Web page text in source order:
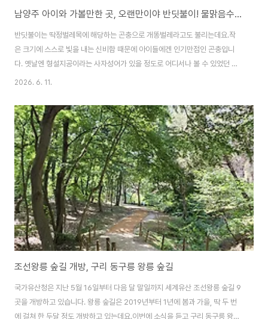
남양주 아이와 가볼만한 곳, 오랜만이야 반딧불이! 물맑음수목원
반딧불이는 딱정벌레목에 해당하는 곤충으로 개똥벌레라고도 불리는데요.작
은 크기에 스스로 빛을 내는 신비함 때문에 아이들에겐 인기만점인 곤충입니
다. 옛날엔 형설지공이라는 사자성어가 있을 정도로 어디서나 볼 수 있었던 흔
한 곤충이었습니다.하지만 농약과 비료살포로 반딧불이의 주요 먹이인 다슬기,
수 없는 곤충이 되고 말았습니다.다행히 최근엔 반딧불이를 복원하려는 노력이
더해지면서 반딧불이를 테마로 하는 관광지도 하나씩 늘어나는 추세입니다. 지
난 주말 남양주에 있는 물맑음수목원에서 실제 반딧불이를 볼 수 있다고 해서
찾았습니다.일주일간 진행된 ' 2026 남양주시 반딧불이 숲산책-물맑음수목
원에서 만난 작은별'이란 행사를 통해 정말 오..
2026. 6. 11.
조선왕릉 숲길 개방, 구리 동구릉 왕릉 숲길
국가유산청은 지난 5월 16일부터 다음 달 말일까지 세계유산 조선왕릉 숲길 9
곳을 개방하고 있습니다. 왕릉 숲길은 2019년부터 1년에 봄과 가을, 딱 두 번
에 걸쳐 한 두달 정도 개방하고 있는데요.이번에 소식을 듣고 구리 동구릉 왕의